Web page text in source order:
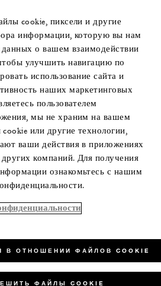
cookie, пиксели и другие
информации, которую вы нам
данных о вашем взаимодействии
улучшить навигацию по
использование сайта и
наших маркетинговых
пользователем
мы не храним на вашем
или другие технологии,
ваши действия в приложениях
компаний. Для получения
ознакомьтесь с нашим
В ОТНОШЕНИИ ФАЙЛОВ COOKIE
ФАЙЛЫ COOKIE